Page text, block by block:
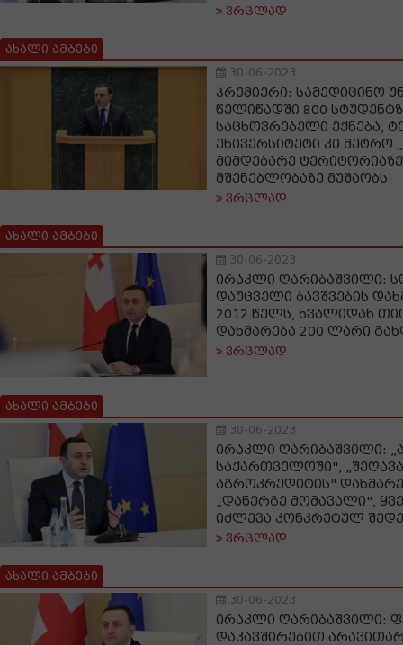
ვრცლად
ახალი ამბები
30-06-2023
პრემიერი: სამედიცინო
წელიწადში 800
საცხოვრებელი ექნება,
უნივერსიტეტი კი მეტრო
მიმდებარე
მშენებლობაზე მუშაობს
ვრცლად
ახალი ამბები
30-06-2023
ირაკლი ღარიბაშვილი:
დაუცველი ბავშვების
2012 წელს, ხვალიდან
დახმარება 200 ლარი
ვრცლად
ახალი ამბები
30-06-2023
ირაკლი ღარიბაშვილი:
საქართველოში",
აგროკრედიტის"
„დანერგე მომავალი",
იძლევა კონკრეტულ
ვრცლად
ახალი ამბები
30-06-2023
ირაკლი ღარიბაშვილი:
დაკავშირებით